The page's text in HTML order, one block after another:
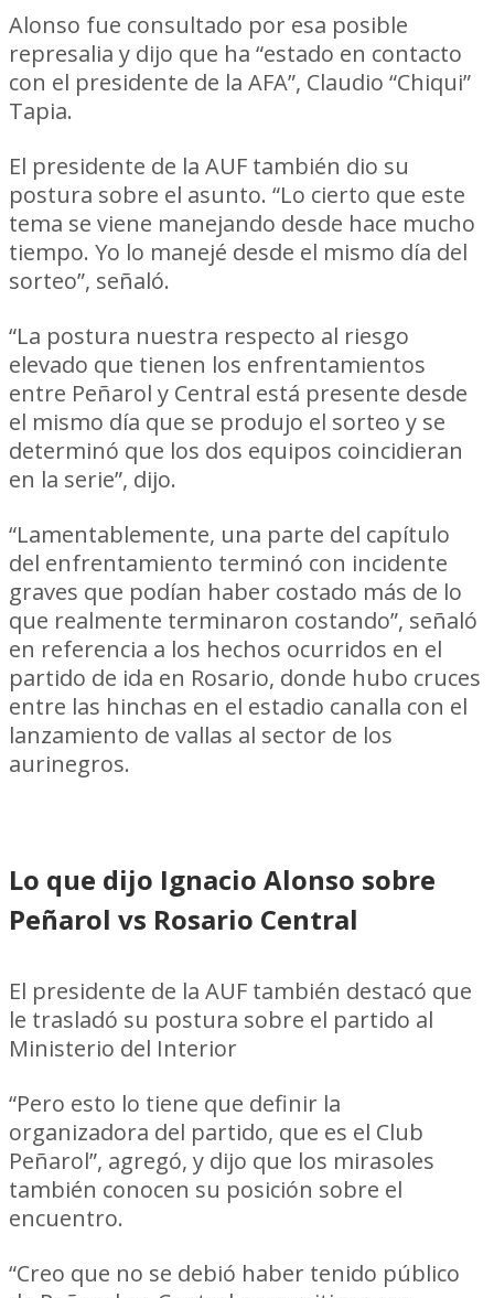
Alonso fue consultado por esa posible
represalia y dijo que ha “estado en contacto
con el presidente de la AFA”, Claudio “Chiqui”
Tapia.
El presidente de la AUF también dio su
postura sobre el asunto. “Lo cierto que este
tema se viene manejando desde hace mucho
tiempo. Yo lo manejé desde el mismo día del
sorteo”, señaló.
“La postura nuestra respecto al riesgo
elevado que tienen los enfrentamientos
entre Peñarol y Central está presente desde
el mismo día que se produjo el sorteo y se
determinó que los dos equipos coincidieran
en la serie”, dijo.
“Lamentablemente, una parte del capítulo
del enfrentamiento terminó con incidente
graves que podían haber costado más de lo
que realmente terminaron costando”, señaló
en referencia a los hechos ocurridos en el
partido de ida en Rosario, donde hubo cruces
entre las hinchas en el estadio canalla con el
lanzamiento de vallas al sector de los
aurinegros.
Lo que dijo Ignacio Alonso sobre
Peñarol vs Rosario Central
El presidente de la AUF también destacó que
le trasladó su postura sobre el partido al
Ministerio del Interior
“Pero esto lo tiene que definir la
organizadora del partido, que es el Club
Peñarol”, agregó, y dijo que los mirasoles
también conocen su posición sobre el
encuentro.
“Creo que no se debió haber tenido público